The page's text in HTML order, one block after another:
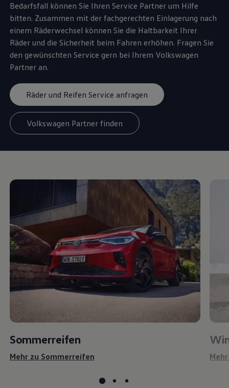
Bedarfsfall können Sie Ihren Service Partner um Hilfe
bitten. Zusammen mit der fachgerechten Einlagerung nach
einem Räderwechsel können Sie die Haltbarkeit Ihrer
Räder und die Sicherheit beim Fahren erhöhen. Fragen Sie
den gewünschten Service gern bei Ihrem Volkswagen
Partner an.
Räder und Reifen Service anfragen
Volkswagen Partner finden
Sommerreifen
Mehr zu Sommerreifen